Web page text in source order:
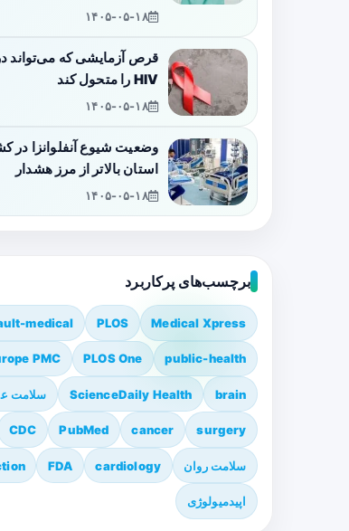
۱۴۰۵-۰۵-۱۸
قرص آزمایشی که می‌تواند
HIV را متحول کند
۱۴۰۵-۰۵-۱۸
وضعیت شیوع آنفلوانزا در
استان بالاتر از مرز هشدار
۱۴۰۵-۰۵-۱۸
برچسب‌های پرکاربرد
Medical Xpress
PLOS
medical
public-health
PLOS One
PMC
brain
ScienceDaily Health سلامت
surgery
cancer
PubMed
CDC
سلامت روان cardiology
FDA
اپیدمیولوژی